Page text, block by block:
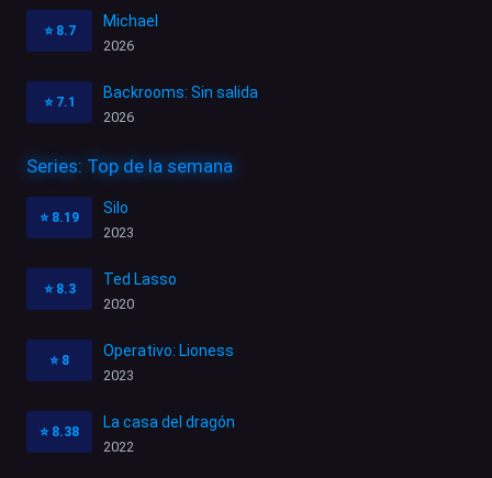
⭐ 8.7
Michael
2026
⭐ 7.1
Backrooms: Sin salida
2026
Series: Top de la semana
⭐ 8.19
Silo
2023
⭐ 8.3
Ted Lasso
2020
⭐ 8
Operativo: Lioness
2023
⭐ 8.38
La casa del dragón
2022